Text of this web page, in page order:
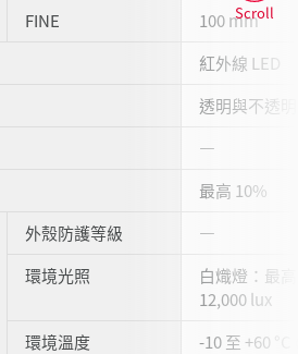
FINE
100 mm
紅外線 LED
透明與不透明
―
最高 10%
外殼防護等級
―
環境光照
白熾燈：最
12,000 lux
環境溫度
-10 至 +60
Scroll